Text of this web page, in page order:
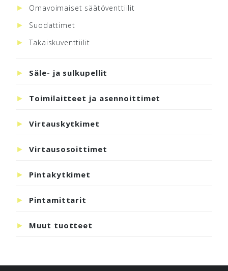
Omavoimaiset säätöventtiilit
Suodattimet
Takaiskuventtiilit
Säle- ja sulkupellit
Toimilaitteet ja asennoittimet
Virtauskytkimet
Virtausosoittimet
Pintakytkimet
Pintamittarit
Muut tuotteet